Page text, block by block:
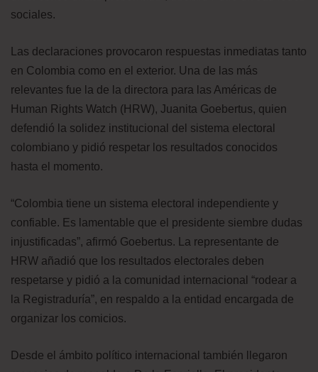
sociales.
Las declaraciones provocaron respuestas inmediatas tanto
en Colombia como en el exterior. Una de las más
relevantes fue la de la directora para las Américas de
Human Rights Watch (HRW), Juanita Goebertus, quien
defendió la solidez institucional del sistema electoral
colombiano y pidió respetar los resultados conocidos
hasta el momento.
“Colombia tiene un sistema electoral independiente y
confiable. Es lamentable que el presidente siembre dudas
injustificadas”, afirmó Goebertus. La representante de
HRW añadió que los resultados electorales deben
respetarse y pidió a la comunidad internacional “rodear a
la Registraduría”, en respaldo a la entidad encargada de
organizar los comicios.
Desde el ámbito político internacional también llegaron